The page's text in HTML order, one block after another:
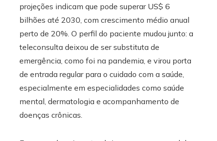
projeções indicam que pode superar US$ 6
bilhões até 2030, com crescimento médio anual
perto de 20%. O perfil do paciente mudou junto: a
teleconsulta deixou de ser substituta de
emergência, como foi na pandemia, e virou porta
de entrada regular para o cuidado com a saúde,
especialmente em especialidades como saúde
mental, dermatologia e acompanhamento de
doenças crônicas.